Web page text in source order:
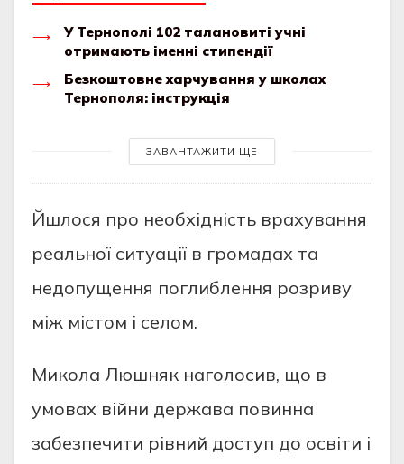
У Тернополі 102 талановиті учні
отримають іменні стипендії
Безкоштовне харчування у школах
Тернополя: інструкція
ЗАВАНТАЖИТИ ЩЕ
Йшлося про необхідність врахування
реальної ситуації в громадах та
недопущення поглиблення розриву
між містом і селом.
Микола Люшняк наголосив, що в
умовах війни держава повинна
забезпечити рівний доступ до освіти і